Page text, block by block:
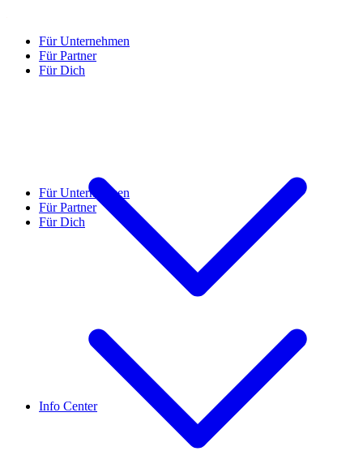
Für Unternehmen
Für Partner
Für Dich
Info Center
Für Unternehmen
Für Partner
Für Dich